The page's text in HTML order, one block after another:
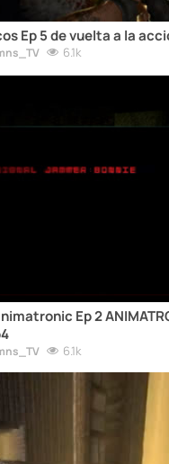
Ep 5 de vuelta a la
6.1k
Ep 2
6.1k